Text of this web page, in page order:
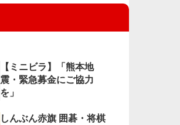
【ミニビラ】「熊本地
震・緊急募金にご協力
を」
しんぶん赤旗 囲碁・将棋